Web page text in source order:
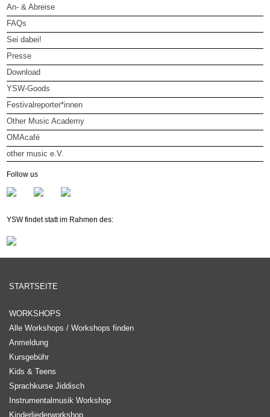
An- & Abreise
FAQs
Sei dabei!
Presse
Download
YSW-Goods
Festivalreporter*innen
Other Music Academy
OMAcafé
other music e.V.
Newsletter
Follow us
YSW findet statt im Rahmen des:
STARTSEITE
WORKSHOPS
Alle Workshops / Workshops finden
Anmeldung
Kursgebühr
Kids & Teens
Sprachkurse Jiddisch
Instrumentalmusik Workshop
Kinderliederworkshop